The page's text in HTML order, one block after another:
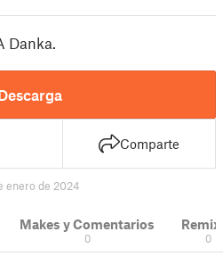
Danka.
Comparte
enero de 2024
Makes y Comentarios
0 0